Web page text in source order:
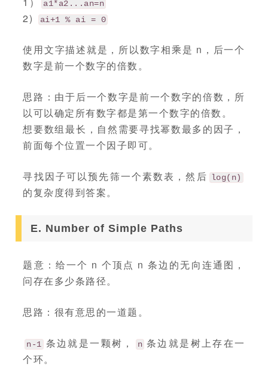
a1*a2...an=n
2) ai+1 % ai = 0
使用文字描述就是，所以数字相乘是 n，后一个
数字是前一个数字的倍数。
思路：由于后一个数字是前一个数字的倍数，所
以可以确定所有数字都是第一个数字的倍数。
想要数组最长，自然需要寻找幂数最多的因子，
前面每个位置一个因子即可。
寻找因子可以预先筛一个素数表，然后 log(n)
的复杂度得到答案。
E. Number of Simple Paths
题意：给一个 n 个顶点 n 条边的无向连通图，
问存在多少条路径。
思路：很有意思的一道题。
n-1 条边就是一颗树， n 条边就是树上存在一
个环。